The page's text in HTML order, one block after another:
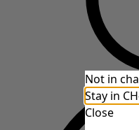
Not in
Stay in
Close